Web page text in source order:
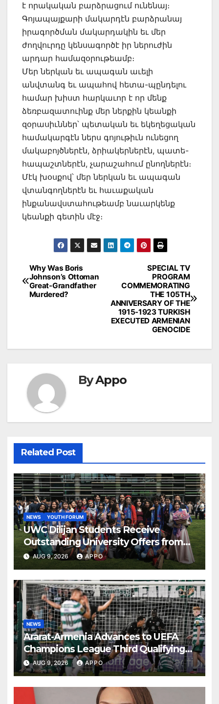
է որակական բարձրացում ունենայ։
Գոյապայքարի մակարդէն բարձրանայ
իրագործման մակարդակին եւ մեր
ժողվուրդը կենսագործէ իր ներուժին
արդար համազօրութեամբ։
Մեր ներկան եւ ապագան աւելի
անվտանգ եւ ապահով հետա-պընդելու
համար խիստ հարկաւոր է որ մենք
ձեռբազատուինք մեր ներքին կեանքի
զօրասիւններ՝ պետական եւ եկեղեցական
համակարգէն ներս գոյութիւն ունեցող
մակաբոյծներէն, ձրիակերներէն, պատե-
հապաշտներէն, չարաշահում ընողներէն։
Մէկ խօսքով՝ մեր ներկան եւ ապագան
վտանգողներէն եւ հաւաքական
ինքանավստահութեամբ նաւարկենք
կեանքի գետին մէջ։
Post
navigation
SPECIAL TV
PROGRAM
COMMEMORATING
THE 105TH
ANNIVERSARY OF THE
1915-1923 TURKISH
EXECUTED ARMENIAN
GENOCIDE
Why Was Boris
Johnson’s Ottoman
Great-Grandfather
Murdered?
ByAppo
Related Post
NEWS YOUTH FORUM
UWC Dilijan Students Receive
Outstanding University Offers from
the World’s Leading Institutions
AUG 9, 2026 APPO
NEWS
Ararat-Armenia Advances to UEFA
Champions League Third Qualifying
Round
AUG 9, 2026 APPO